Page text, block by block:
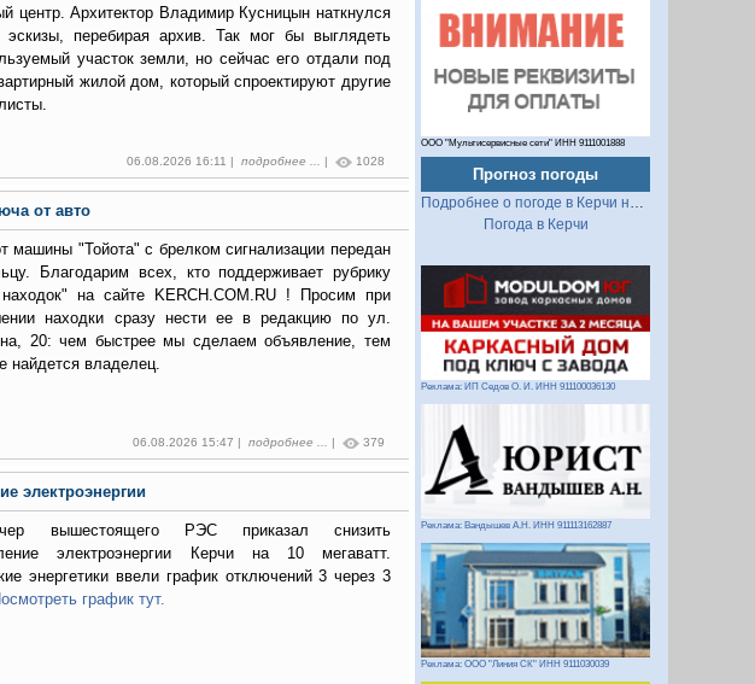
центр. Архитектор Владимир Кусницын наткнулся
эскизы, перебирая архив. Так мог бы выглядеть
участок земли, но сейчас его отдали под
жилой дом, который спроектируют другие
06.08.2026 16:11 | подробнее ... | 1028
от авто
машины "Тойота" с брелком сигнализации передан
Благодарим всех, кто поддерживает рубрику
на сайте KERCH.COM.RU ! Просим при
находки сразу нести ее в редакцию по ул.
20: чем быстрее мы сделаем объявление, тем
найдется владелец.
06.08.2026 15:47 | подробнее ... 379
электроэнергии
вышестоящего РЭС приказал снизить
электроэнергии Керчи на 10 мегаватт.
энергетики ввели график отключений 3 через 3
график тут.
ООО "Мультисервисные сети" ИНН 9111001888
Прогноз погоды
Подробнее о погоде в Керчи на 2 недели
Погода в Керчи
Реклама: ИП Седов О. И. ИНН 911100036130
Реклама: Вандышев А.Н. ИНН 911113162887
Реклама: ООО "Линия СК" ИНН 9111030039